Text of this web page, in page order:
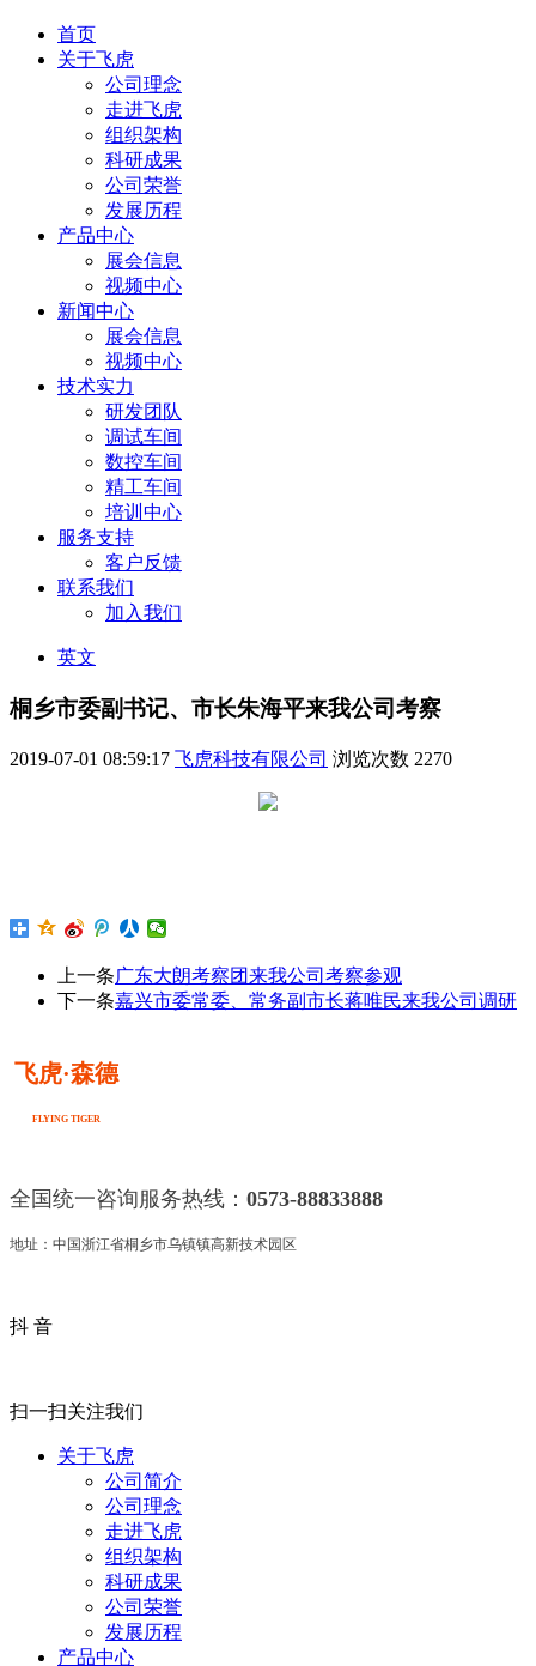
首页
关于飞虎
公司理念
走进飞虎
组织架构
科研成果
公司荣誉
发展历程
产品中心
展会信息
视频中心
新闻中心
展会信息
视频中心
技术实力
研发团队
调试车间
数控车间
精工车间
培训中心
服务支持
客户反馈
联系我们
加入我们
英文
桐乡市委副书记、市长朱海平来我公司考察
2019-07-01 08:59:17 飞虎科技有限公司 浏览次数 2270
上一条广东大朗考察团来我公司考察参观
下一条嘉兴市委常委、常务副市长蒋唯民来我公司调研
飞虎·森德
FLYING TIGER
全国统一咨询服务热线： 0573-88833888
地址：中国浙江省桐乡市乌镇镇高新技术园区
抖 音
扫一扫关注我们
关于飞虎
公司简介
公司理念
走进飞虎
组织架构
科研成果
公司荣誉
发展历程
产品中心